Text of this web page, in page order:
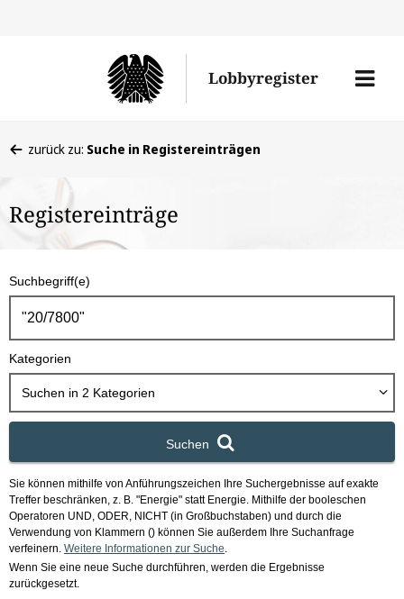
den
Lobbyregister
Menü
befinden
hier:
zurück zu: Suche in Registereinträgen
Registereinträge
u
h
b
x
Suchbegriff(e)
Kategorien
Suchen in 2 Kategorien
Suchen
Sie können mithilfe von Anführungszeichen Ihre Suchergebnisse auf exakte
Treffer beschränken, z. B. "Energie" statt Energie. Mithilfe der booleschen
Operatoren UND, ODER, NICHT (in Großbuchstaben) und durch die
Verwendung von Klammern () können Sie außerdem Ihre Suchanfrage
verfeinern. Weitere Informationen zur Suche
Wenn Sie eine neue Suche durchführen, werden die Ergebnisse
zurückgesetzt.